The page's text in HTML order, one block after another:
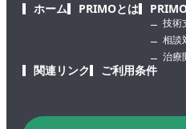
ホーム PRIMOとは
技術
相談
治療
関連リンク ご利用条件